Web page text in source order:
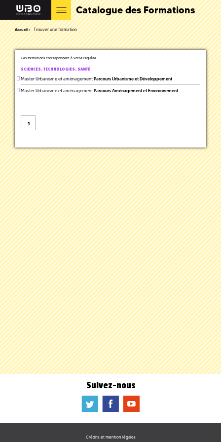
Catalogue des Formations
Accueil Trouver une formation
Ces formations correspondent à votre requête
SCIENCES, TECHNOLOGIES, SANTÉ
Master Urbanisme et aménagementParcours Urbanisme et Développement
Master Urbanisme et aménagementParcours Aménagement et Environnement
1
Suivez-nous
a b f
Crédits et mention légales